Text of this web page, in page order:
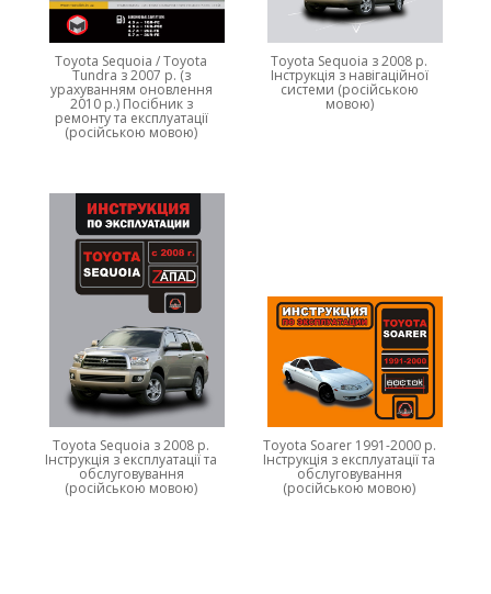
Toyota Sequoia / Toyota
Tundra з 2007 р. (з
урахуванням оновлення
2010 р.) Посібник з
ремонту та експлуатації
(російською мовою)
Toyota Sequoia з 2008 р.
Інструкція з навігаційної
системи (російською
мовою)
Toyota Sequoia з 2008 р.
Інструкція з експлуатації та
обслуговування
(російською мовою)
Toyota Soarer 1991-2000 р.
Інструкція з експлуатації та
обслуговування
(російською мовою)